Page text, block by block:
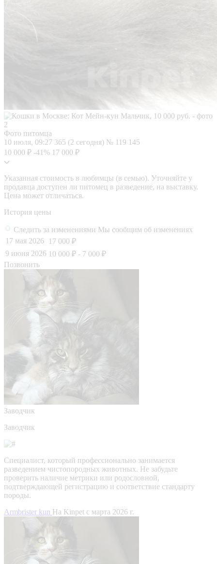
Фото питомца
10 июля, 09:27 365 (2 сегодня) № 119 145
10 000 ₽ -41% 17 000 ₽
Указанная стоимость в любимцы (в семью). Уточняйте у
продавца доступен ли питомец в разведение, на выставку.
Цена может отличаться.
История цены
Следить за изменениями Мы сообщим об изменениях
17 мая 2026
17 000 ₽
9 июня 2026 10 000 ₽ - 7 000 ₽
Позвонить
Заводчик
Заводчик
Специалист, который профессионально занимается
разведением чистопородных животных. Не забудьте
проверить наличие метрики или родословной,
подтверждающей регистрацию и соответствие стандарту
породы.
Armbrister kun На Kinpet c марта 2026 г.